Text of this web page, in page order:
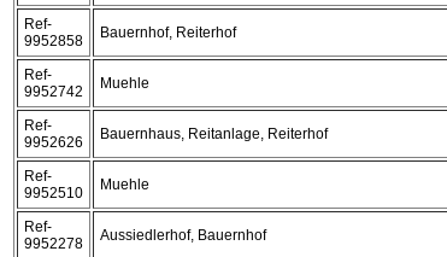
Ref-
9952858
Bauernhof, Reiterhof
Ref-
9952742
Muehle
Ref-
9952626
Bauernhaus, Reitanlage, Reiterhof
Ref-
9952510
Muehle
Ref-
9952278
Aussiedlerhof, Bauernhof